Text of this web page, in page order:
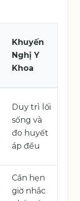
Khuyến
Nghị Y
Khoa
Duy trì lối
sống và
đo huyết
áp đều
Cần hẹn
giờ nhắc